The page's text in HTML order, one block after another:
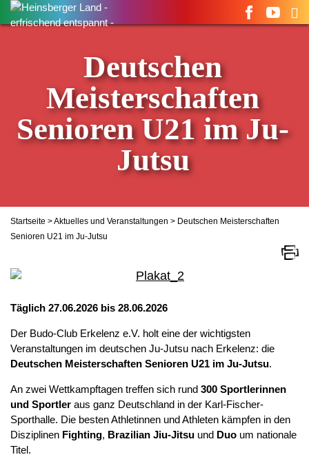
Suchen
nach:
Deutschen
Meisterschaften
Senioren U21 im Ju-
Jutsu
Startseite >Aktuelles und Veranstaltungen > Deutschen Meisterschaften
Senioren U21 im Ju-Jutsu
Täglich 27.06.2026 bis 28.06.2026
Der Budo-Club Erkelenz e.V. holt eine der wichtigsten
Veranstaltungen im deutschen Ju-Jutsu nach Erkelenz: die
Deutschen Meisterschaften Senioren U21 im Ju-Jutsu.
An zwei Wettkampftagen treffen sich rund 300 Sportlerinnen
und Sportler aus ganz Deutschland in der Karl-Fischer-
Sporthalle. Die besten Athletinnen und Athleten kämpfen in den
Disziplinen Fighting, Brazilian Jiu-Jitsu und Duo um nationale
Titel.